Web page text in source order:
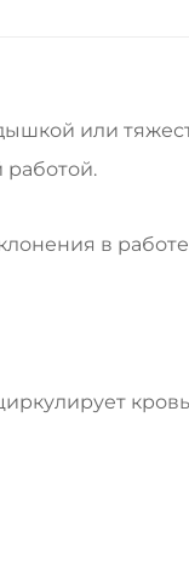
или
работой.
в работе